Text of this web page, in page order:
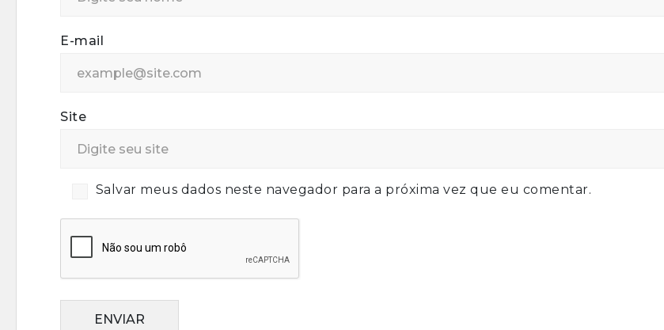
E-mail
Site
Salvar meus dados neste navegador para a próxima vez que eu comentar.
ENVIAR